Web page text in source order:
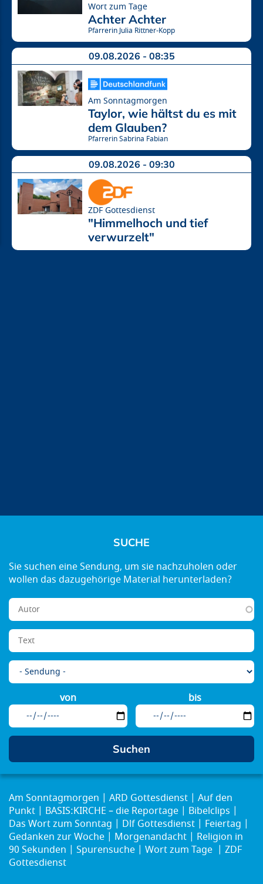
Wort zum Tage
Achter Achter
Pfarrerin Julia Rittner-Kopp
09.08.2026 - 08:35
Am Sonntagmorgen
Taylor, wie hältst du es mit
dem Glauben?
Pfarrerin Sabrina Fabian
09.08.2026 - 09:30
ZDF Gottesdienst
"Himmelhoch und tief
verwurzelt"
SUCHE
von bis
Am Sonntagmorgen ARD Gottesdienst
Auf den
Punkt
BASIS:KIRCHE – die Reportage
Bibelclips
Das Wort zum Sonntag
Dlf Gottesdienst
Feiertag
Gedanken zur Woche
Morgenandacht
Religion in
90 Sekunden
Spurensuche Wort zum Tage
ZDF
Gottesdienst